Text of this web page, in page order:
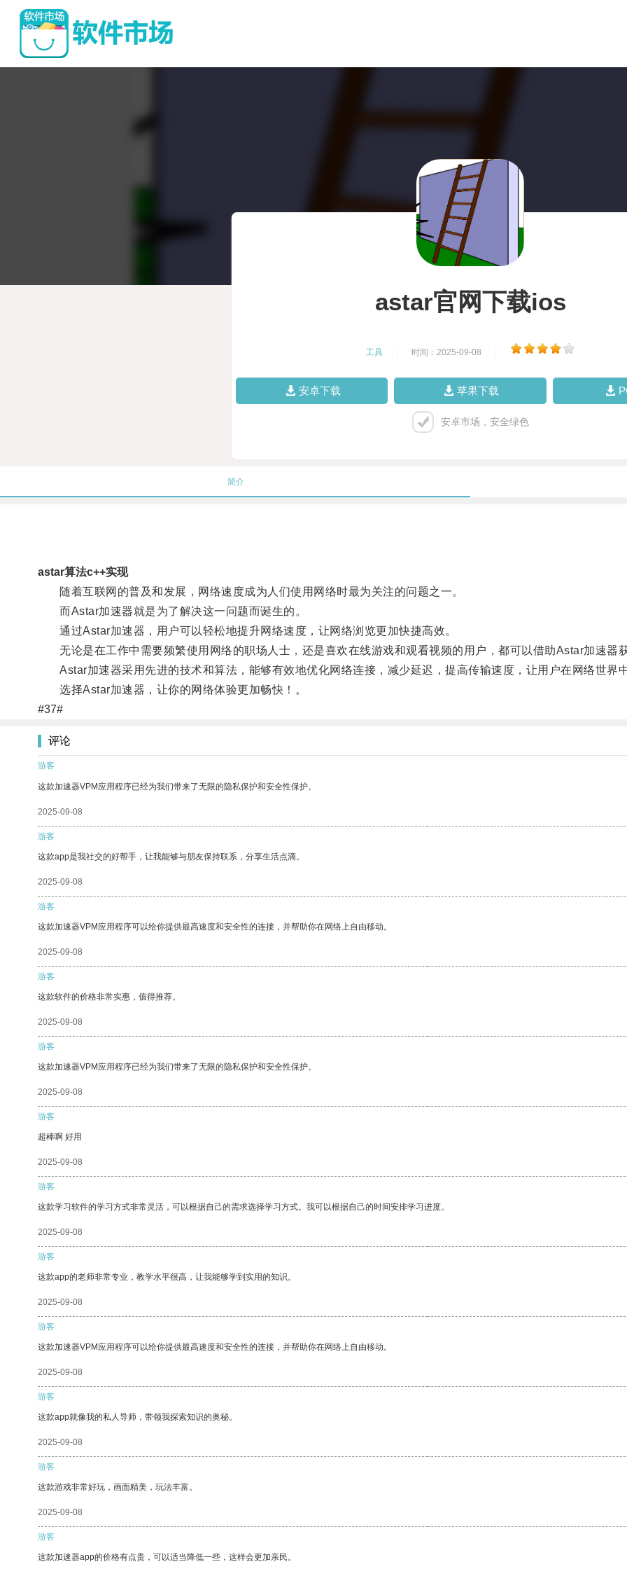
astar官网下载ios
工具 时间：2025-09-08
安卓下载 苹果下载
安卓市场，安全绿色
简介
astar算法c++实现
随着互联网的普及和发展，网络速度成为人们使用网络时最为关注的问题之一。
而Astar加速器就是为了解决这一问题而诞生的。
通过Astar加速器，用户可以轻松地提升网络速度，让网络浏览更加快捷高效。
无论是在工作中需要频繁使用网络的职场人士，还是喜欢在线游戏和观看视频的用户，都可以借助Astar加速器获
Astar加速器采用先进的技术和算法，能够有效地优化网络连接，减少延迟，提高传输速度，让用户在网络世界中
选择Astar加速器，让你的网络体验更加畅快！。
#37#
评论
游客
这款加速器VPM应用程序已经为我们带来了无限的隐私保护和安全性保护。
2025-09-08
游客
这款app是我社交的好帮手，让我能够与朋友保持联系，分享生活点滴。
2025-09-08
游客
这款加速器VPM应用程序可以给你提供最高速度和安全性的连接，并帮助你在网络上自由移动。
2025-09-08
游客
这款软件的价格非常实惠，值得推荐。
2025-09-08
游客
这款加速器VPM应用程序已经为我们带来了无限的隐私保护和安全性保护。
2025-09-08
游客
超棒啊 好用
2025-09-08
游客
这款学习软件的学习方式非常灵活，可以根据自己的需求选择学习方式。我可以根据自己的时间安排学习进度。
2025-09-08
游客
这款app的老师非常专业，教学水平很高，让我能够学到实用的知识。
2025-09-08
游客
这款加速器VPM应用程序可以给你提供最高速度和安全性的连接，并帮助你在网络上自由移动。
2025-09-08
游客
这款app就像我的私人导师，带领我探索知识的奥秘。
2025-09-08
游客
这款游戏非常好玩，画面精美，玩法丰富。
2025-09-08
游客
这款加速器app的价格有点贵，可以适当降低一些，这样会更加亲民。